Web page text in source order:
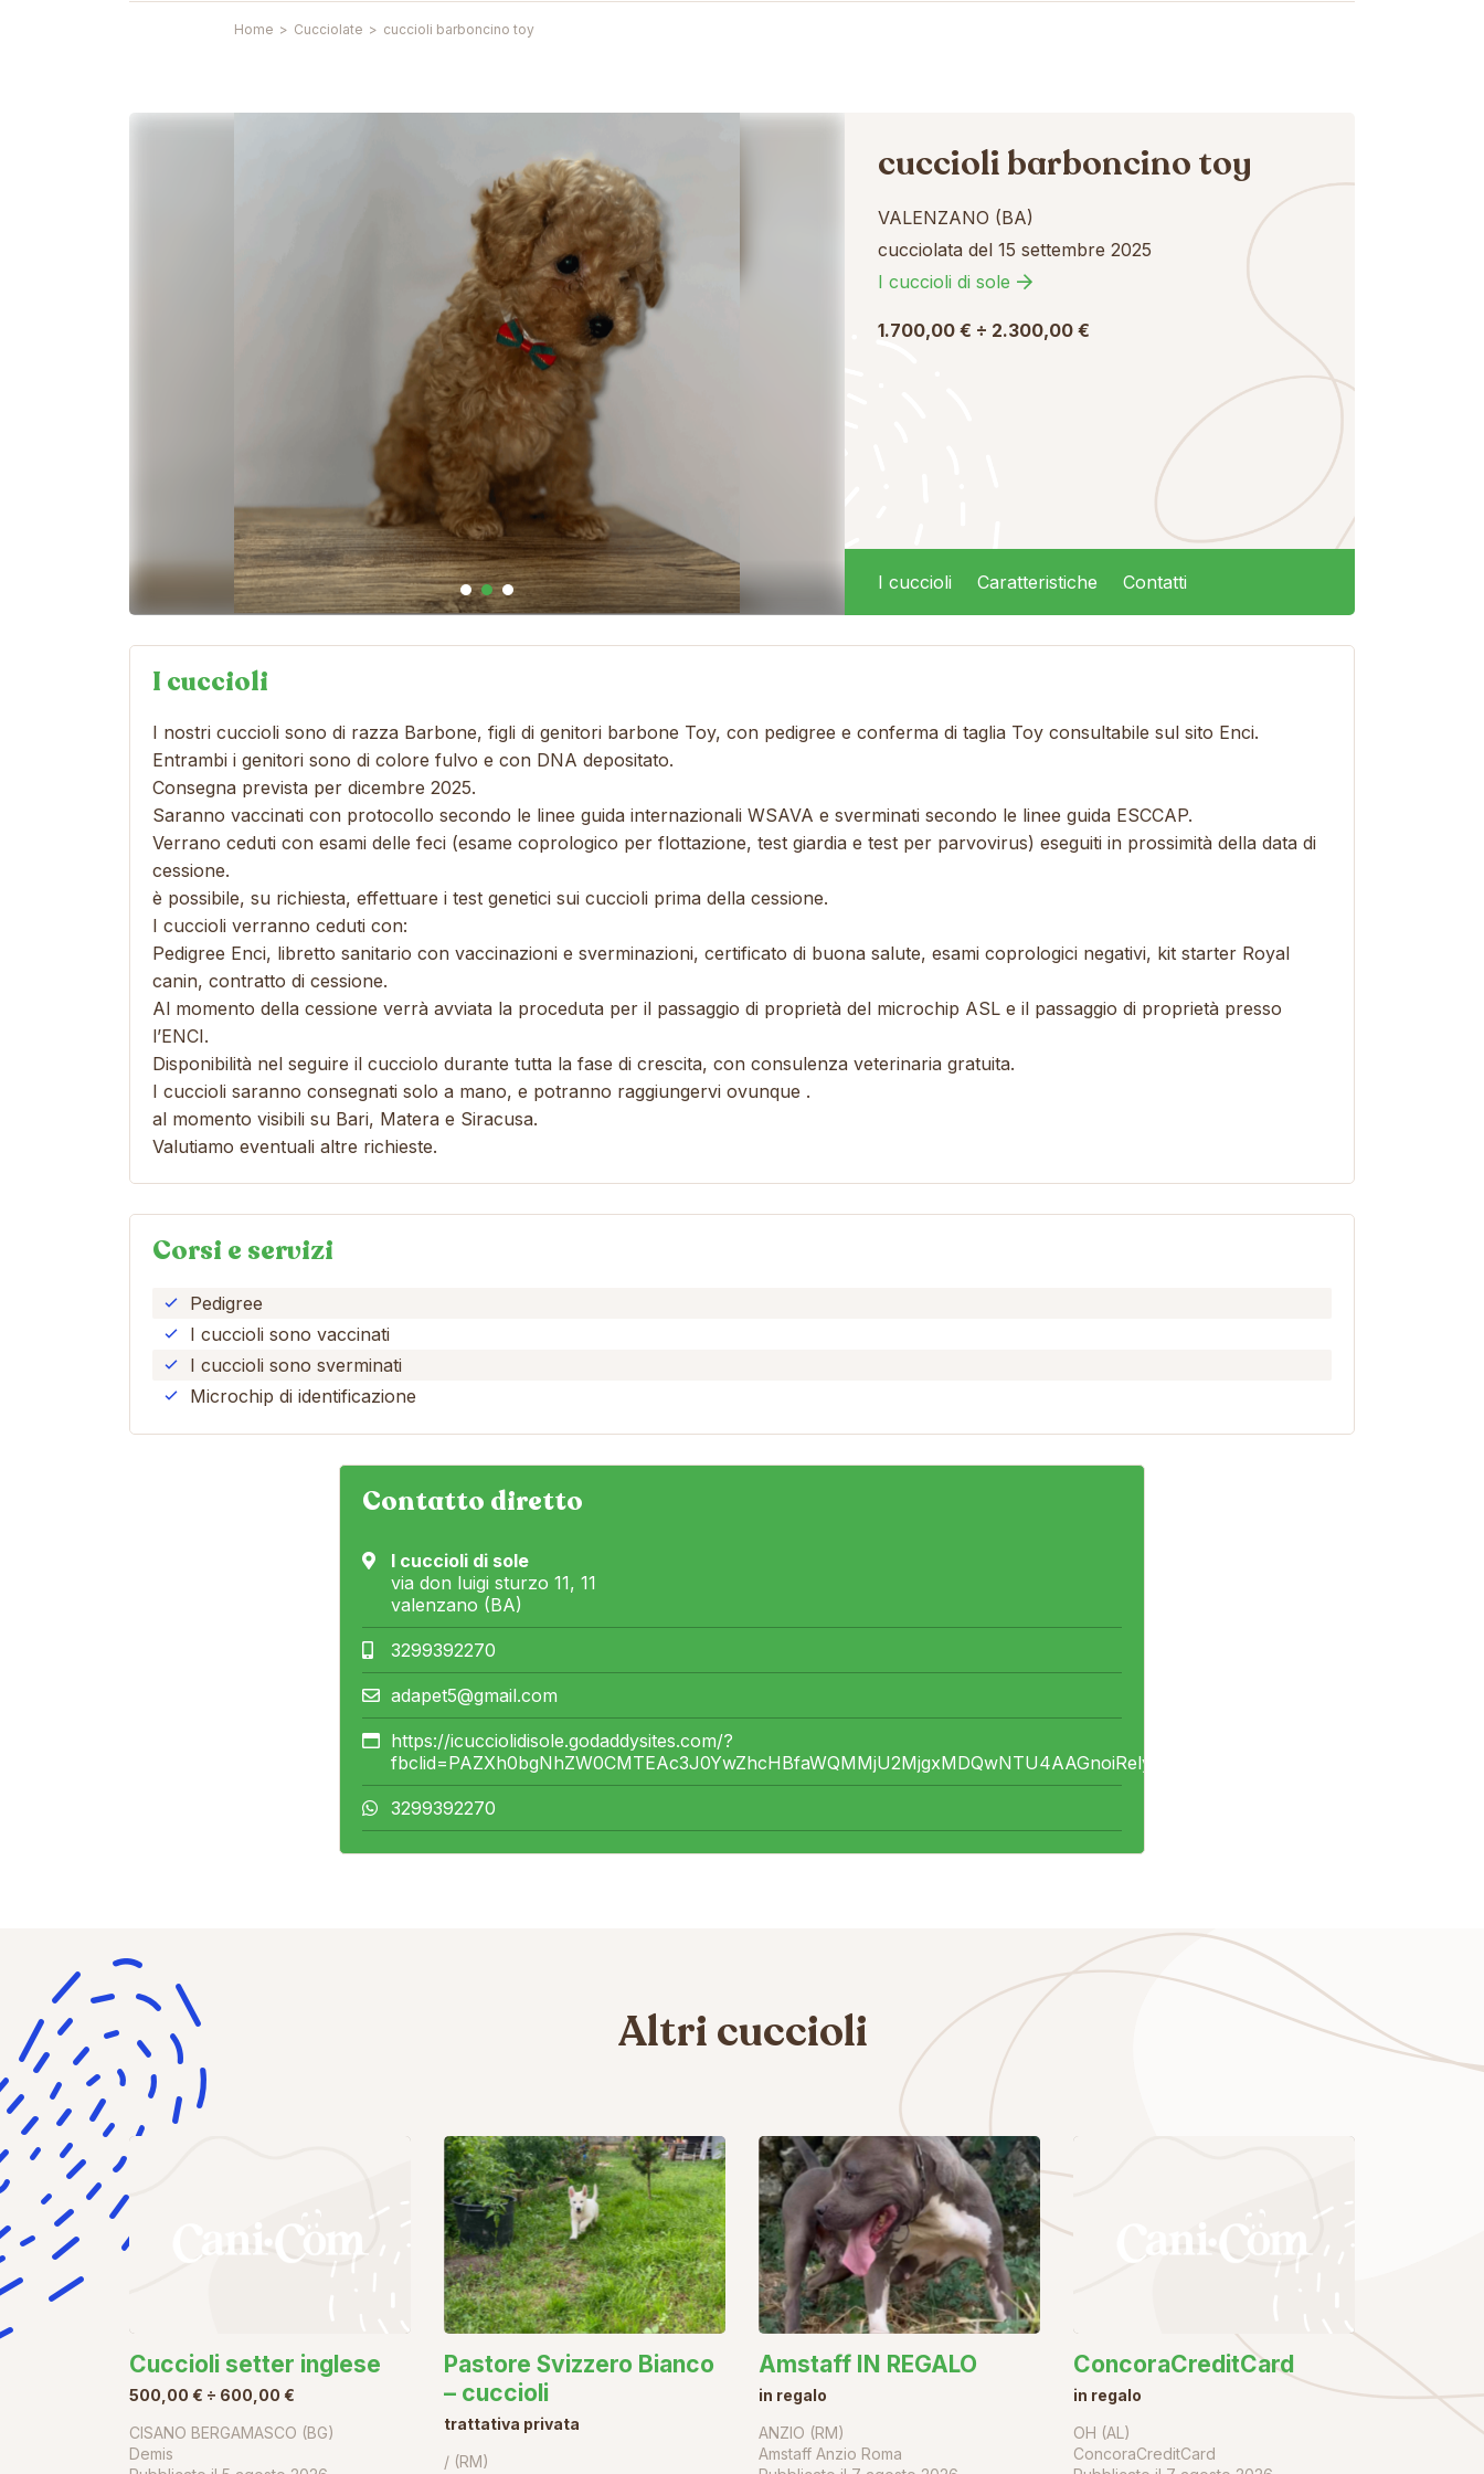
Home > Cucciolate > cuccioli barboncino toy
cuccioli barboncino toy
VALENZANO (BA)
cucciolata del 15 settembre 2025
I cuccioli di sole
1.700,00 € ÷ 2.300,00 €
I cuccioli Caratteristiche Contatti
I cuccioli
I nostri cuccioli sono di razza Barbone, figli di genitori barbone Toy, con pedigree e conferma di taglia Toy consultabile sul sito Enci.
Entrambi i genitori sono di colore fulvo e con DNA depositato.
Consegna prevista per dicembre 2025.
Saranno vaccinati con protocollo secondo le linee guida internazionali WSAVA e sverminati secondo le linee guida ESCCAP.
Verrano ceduti con esami delle feci (esame coprologico per flottazione, test giardia e test per parvovirus) eseguiti in prossimità della data di
cessione.
è possibile, su richiesta, effettuare i test genetici sui cuccioli prima della cessione.
I cuccioli verranno ceduti con:
Pedigree Enci, libretto sanitario con vaccinazioni e sverminazioni, certificato di buona salute, esami coprologici negativi, kit starter Royal
canin, contratto di cessione.
Al momento della cessione verrà avviata la proceduta per il passaggio di proprietà del microchip ASL e il passaggio di proprietà presso
l’ENCI.
Disponibilità nel seguire il cucciolo durante tutta la fase di crescita, con consulenza veterinaria gratuita.
I cuccioli saranno consegnati solo a mano, e potranno raggiungervi ovunque .
al momento visibili su Bari, Matera e Siracusa.
Valutiamo eventuali altre richieste.
Corsi e servizi
Pedigree
I cuccioli sono vaccinati
I cuccioli sono sverminati
Microchip di identificazione
Contatto diretto
I cuccioli di sole
via don luigi sturzo 11, 11
valenzano (BA)
3299392270
adapet5@gmail.com
https://icucciolidisole.godaddysites.com/?
3299392270
Altri cuccioli
Cuccioli setter inglese
500,00 € ÷ 600,00 €
CISANO BERGAMASCO (BG)
Demis
Pastore Svizzero Bianco
– cuccioli
trattativa privata
/ (RM)
Amstaff IN REGALO
in regalo
ANZIO (RM)
Amstaff Anzio Roma
ConcoraCreditCard
in regalo
OH (AL)
ConcoraCreditCard